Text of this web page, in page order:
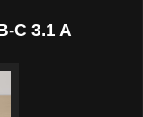
C 3.1 A